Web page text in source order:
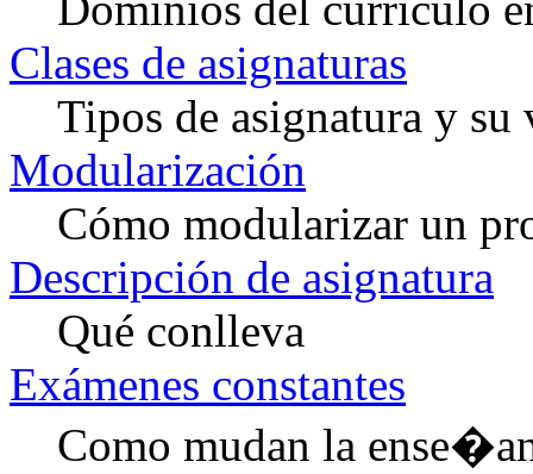
Clases de asignaturas
Tipos de asignatura y su
Modularización
Cómo modularizar un
Descripción de asignatura
Qué conlleva
Exámenes constantes
Como mudan la